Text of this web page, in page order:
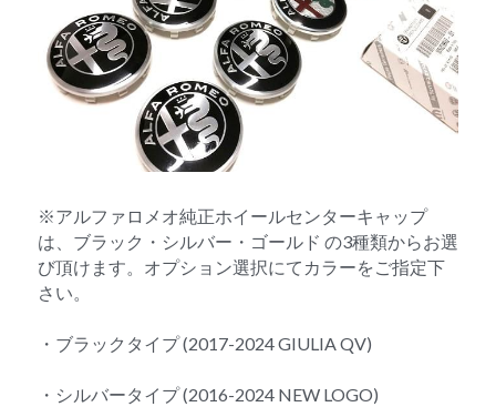
※アルファロメオ純正ホイールセンターキャップ
は、ブラック・シルバー・ゴールド の3種類からお選
び頂けます。オプション選択にてカラーをご指定下
さい。
・ブラックタイプ (2017-2024 GIULIA QV)
・シルバータイプ (2016-2024 NEW LOGO)